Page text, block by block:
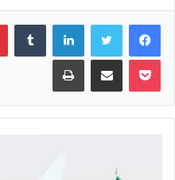
فيسبوك لينكدإن
بوكيت